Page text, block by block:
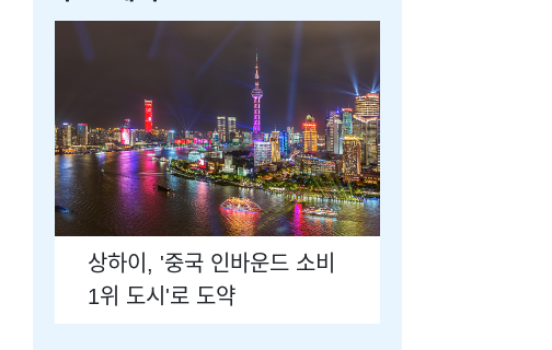
상하이, '중국 인바운드 소비
1위 도시'로 도약